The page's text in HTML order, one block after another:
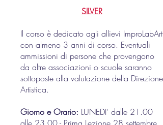
SILVER
Il corso è dedicato agli allievi ImproLabArt
con almeno 3 anni di corso. Eventuali
ammissioni di persone che provengono
da altre associazioni o scuole saranno
sottoposte alla valutazione della Direzione
Artistica.
Giorno e Orario: LUNEDI' dalle 21.00